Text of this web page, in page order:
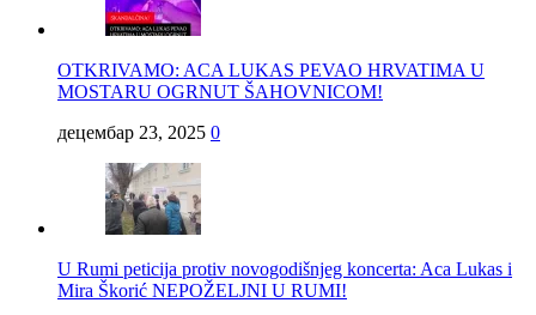
OTKRIVAMO: ACA LUKAS PEVAO HRVATIMA U
MOSTARU OGRNUT ŠAHOVNICOM!
децембар 23, 2025 0
U Rumi peticija protiv novogodišnjeg koncerta: Aca Lukas i
Mira Škorić NEPOŽELJNI U RUMI!